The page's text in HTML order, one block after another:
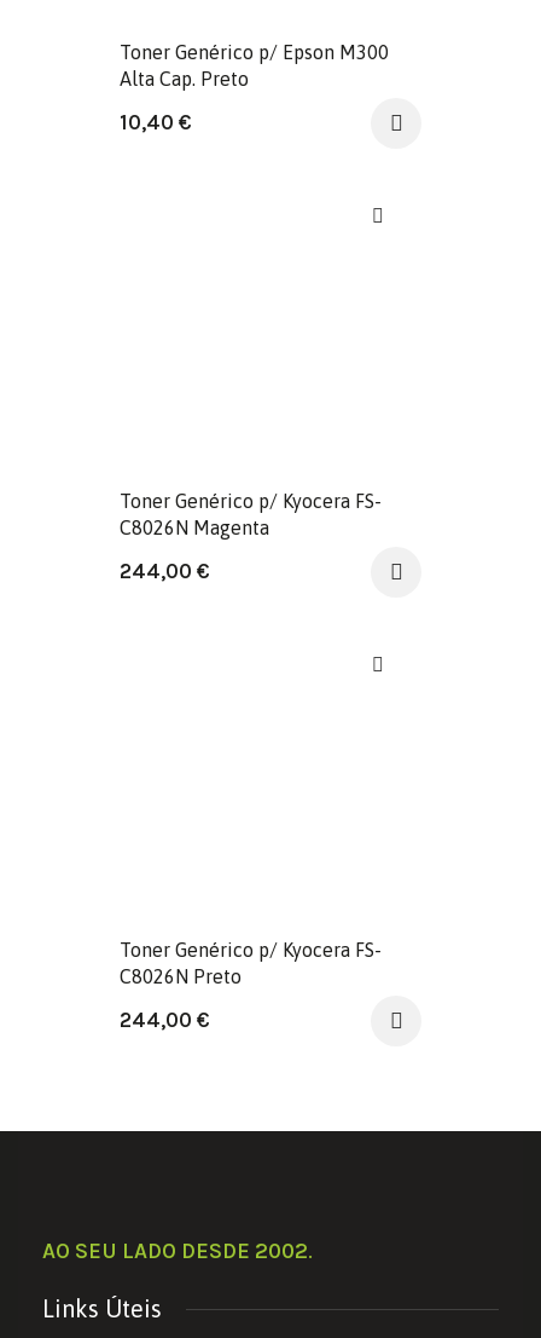
Toner Genérico p/ Epson M300
Alta Cap. Preto
10,40 €
Toner Genérico p/ Kyocera FS-
C8026N Magenta
244,00 €
Toner Genérico p/ Kyocera FS-
C8026N Preto
244,00 €
AO SEU LADO DESDE 2002.
Links Úteis